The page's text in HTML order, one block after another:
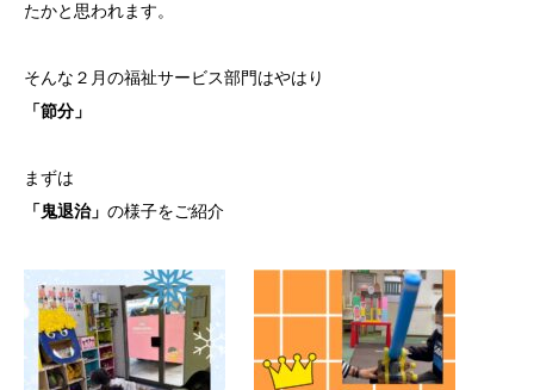
たかと思われます。
そんな２月の福祉サービス部門はやはり
「節分」
まずは
「鬼退治」 の様子をご紹介